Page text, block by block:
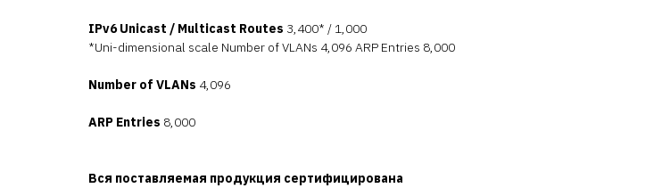
IPv6 Unicast / Multicast Routes 3,400* / 1,000
*Uni-dimensional scale Number of VLANs 4,096 ARP Entries 8,000
Number of VLANs 4,096
ARP Entries 8,000
Вся поставляемая продукция сертифицирована